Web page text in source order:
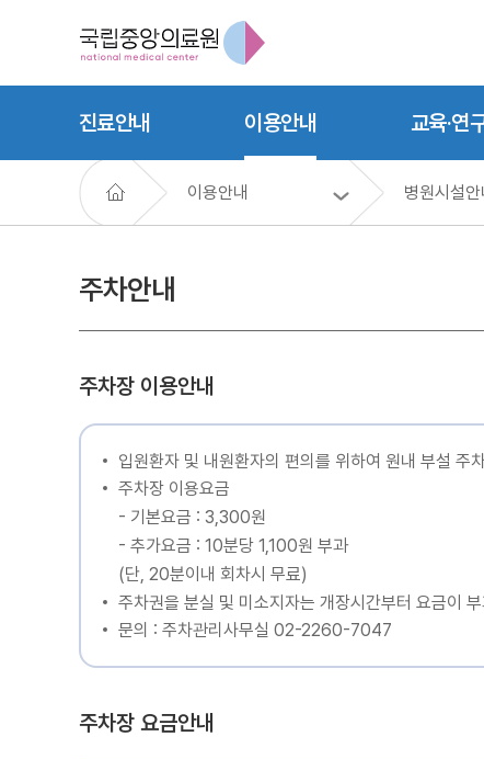
진료안내 이용안내 교육·연
이용안내 병원시설안
주차안내
주차장 이용안내
입원환자 및 내원환자의 편의를 위하여 원내 부설 주
주차장 이용요금
- 기본요금 : 3,300원
- 추가요금 : 10분당 1,100원 부과
(단, 20분이내 회차시 무료)
주차권을 분실 및 미소지자는 개장시간부터 요금이
문의 : 주차관리사무실 02-2260-7047
주차장 요금안내